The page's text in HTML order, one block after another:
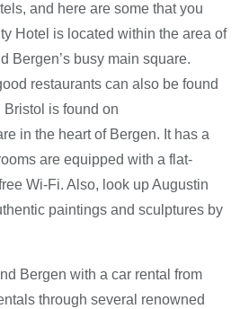
and here are some that you
Hotel is located within the area of
Bergen’s busy main square.
restaurants can also be found
is found on
in the heart of Bergen. It has a
are equipped with a flat-
Wi-Fi. Also, look up Augustin
paintings and sculptures by
Bergen with a car rental from
through several renowned